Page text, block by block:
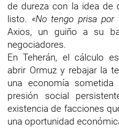
de dureza con la idea de
listo. «No tengo prisa por
Axios, un guiño a su
negociadores.
En Teherán, el cálculo
abrir Ormuz y rebajar la
una economía
presión social
existencia de facciones
una oportunidad